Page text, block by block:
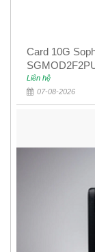
Card 10G
Liên hệ
07-08-2026